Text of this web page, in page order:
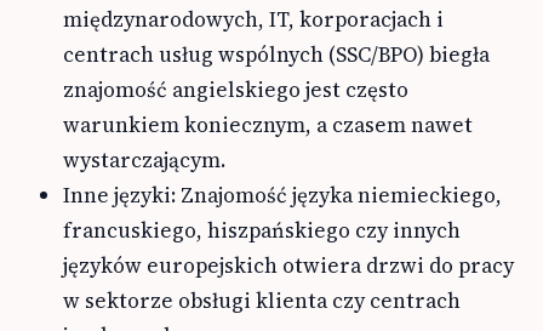
międzynarodowych, IT, korporacjach i
centrach usług wspólnych (SSC/BPO) biegła
znajomość angielskiego jest często
warunkiem koniecznym, a czasem nawet
wystarczającym.
Inne języki: Znajomość języka niemieckiego,
francuskiego, hiszpańskiego czy innych
języków europejskich otwiera drzwi do pracy
w sektorze obsługi klienta czy centrach